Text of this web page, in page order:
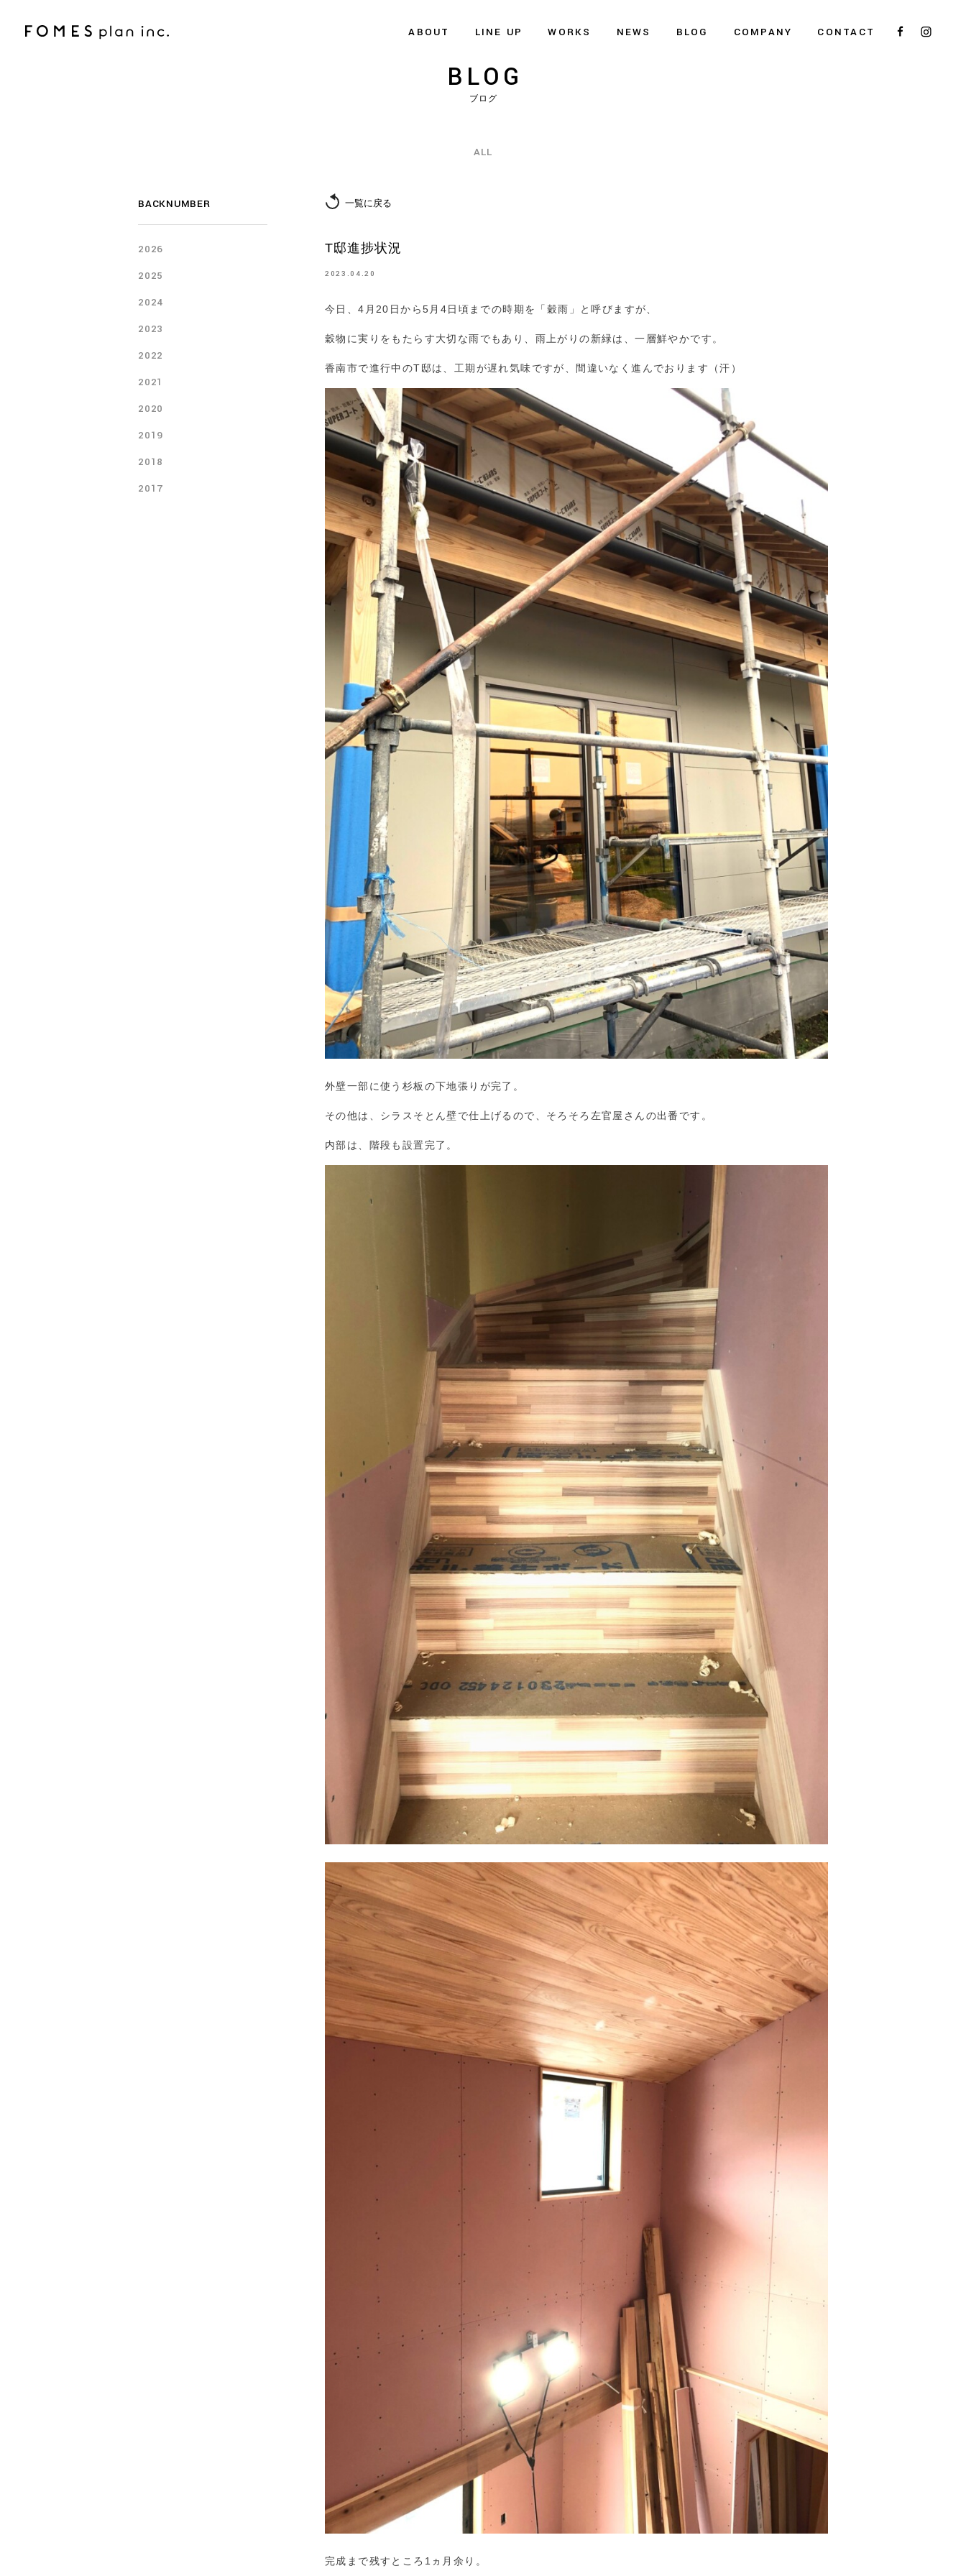
ABOUT LINE UP WORKS NEWS BLOG COMPANY CONTACT
BLOG
ブログ
ALL
BACKNUMBER
2026
2025
2024
2023
2022
2021
2020
2019
2018
2017
一覧に戻る
T邸進捗状況
2023.04.20
今日、4月20日から5月4日頃までの時期を「穀雨」と呼びますが、
穀物に実りをもたらす大切な雨でもあり、雨上がりの新緑は、一層鮮やかです。
香南市で進行中のT邸は、工期が遅れ気味ですが、間違いなく進んでおります（汗）
外壁一部に使う杉板の下地張りが完了。
その他は、シラスそとん壁で仕上げるので、そろそろ左官屋さんの出番です。
内部は、階段も設置完了。
完成まで残すところ1ヵ月余り。